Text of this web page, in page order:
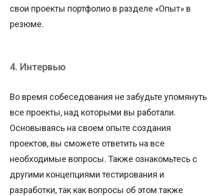
свои проекты портфолио в разделе «Опыт» в
резюме.
4. Интервью
Во время собеседования не забудьте упомянуть
все проекты, над которыми вы работали.
Основываясь на своем опыте создания
проектов, вы сможете ответить на все
необходимые вопросы. Также ознакомьтесь с
другими концепциями тестирования и
разработки, так как вопросы об этом также